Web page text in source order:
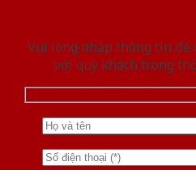
Vui lòng nhập thông tin để
với quý khách trong